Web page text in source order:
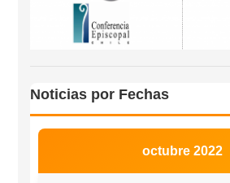
Noticias por Fechas
octubre 2022